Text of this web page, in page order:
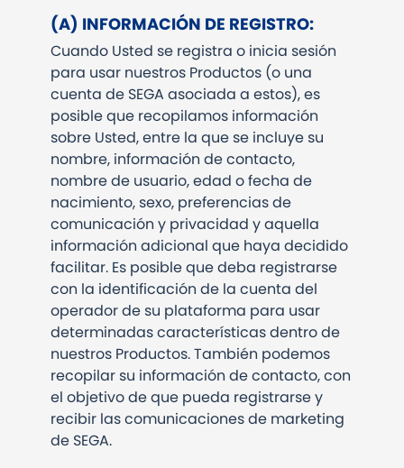
(A) INFORMACIÓN DE REGISTRO:
Cuando Usted se registra o inicia sesión
para usar nuestros Productos (o una
cuenta de SEGA asociada a estos), es
posible que recopilamos información
sobre Usted, entre la que se incluye su
nombre, información de contacto,
nombre de usuario, edad o fecha de
nacimiento, sexo, preferencias de
comunicación y privacidad y aquella
información adicional que haya decidido
facilitar. Es posible que deba registrarse
con la identificación de la cuenta del
operador de su plataforma para usar
determinadas características dentro de
nuestros Productos. También podemos
recopilar su información de contacto, con
el objetivo de que pueda registrarse y
recibir las comunicaciones de marketing
de SEGA.